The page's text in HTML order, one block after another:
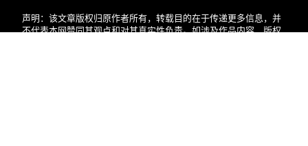
声明：该文章版权归原作者所有，转载目的在于传递更多信息，并
不代表本网赞同其观点和对其真实性负责。如涉及作品内容、版权